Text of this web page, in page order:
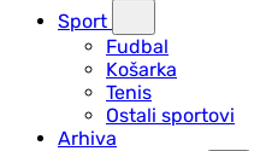
Sport
Fudbal
Košarka
Tenis
Ostali sportovi
Arhiva